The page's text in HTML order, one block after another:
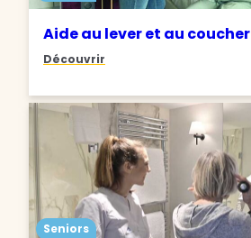
Aide au lever et au coucher
Découvrir
Seniors